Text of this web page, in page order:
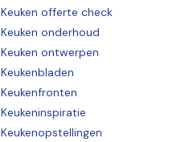
Keuken offerte check
Keuken onderhoud
Keuken ontwerpen
Keukenbladen
Keukenfronten
Keukeninspiratie
Keukenopstellingen